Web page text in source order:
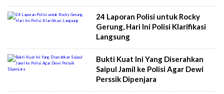
24 Laporan Polisi untuk Rocky
Gerung, Hari Ini Polisi Klarifikasi
Langsung
Bukti Kuat Ini Yang Diserahkan
Saipul Jamil ke Polisi Agar Dewi
Perssik Dipenjara